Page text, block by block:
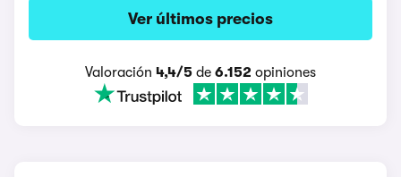
Ver últimos precios
Valoración 4,4/5 de 6.152 opiniones